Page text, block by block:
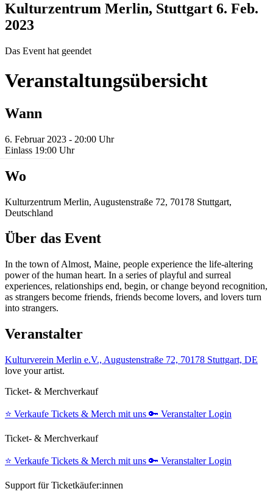
Kulturzentrum Merlin, Stuttgart 6. Feb.
2023
Das Event hat geendet
Veranstaltungsübersicht
Wann
6. Februar 2023 - 20:00 Uhr
Einlass 19:00 Uhr
Wo
Kulturzentrum Merlin, Augustenstraße 72, 70178 Stuttgart,
Deutschland
Über das Event
In the town of Almost, Maine, people experience the life-altering
power of the human heart. In a series of playful and surreal
experiences, relationships end, begin, or change beyond recognition,
as strangers become friends, friends become lovers, and lovers turn
into strangers.
Veranstalter
Kulturverein Merlin e.V., Augustenstraße 72, 70178 Stuttgart, DE
love your artist.
Ticket- & Merchverkauf
⭐️ Verkaufe Tickets & Merch mit uns 🔑 Veranstalter Login
Ticket- & Merchverkauf
⭐️ Verkaufe Tickets & Merch mit uns 🔑 Veranstalter Login
Support für Ticketkäufer:innen